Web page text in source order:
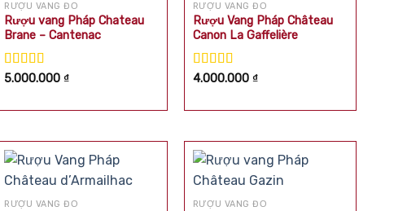
RƯỢU VANG ĐỎ
Rượu vang Pháp Chateau
Brane – Cantenac
Được xếp
5.000.000₫
RƯỢU VANG ĐỎ
Rượu Vang Pháp Château
Canon La Gaffelière
Được xếp
4.000.000 ₫
RƯỢU VANG ĐỎ RƯỢU VANG ĐỎ